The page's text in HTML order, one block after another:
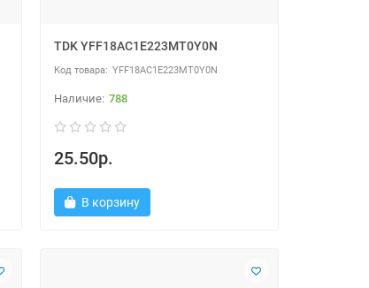
TDK YFF18AC1E223MT0Y0N
YFF18AC1E223MT0Y0N
788
25.50р.
В корзину